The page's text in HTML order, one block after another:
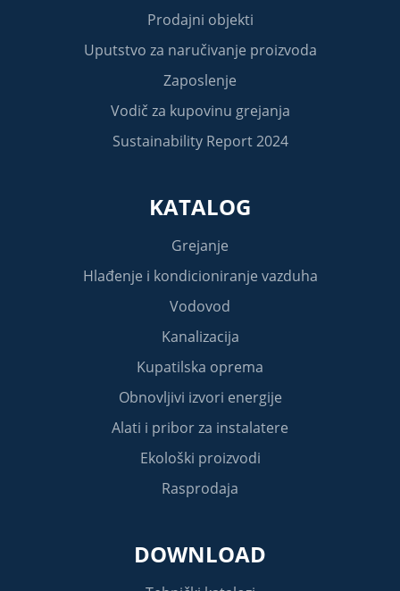
Prodajni objekti
Uputstvo za naručivanje proizvoda
Zaposlenje
Vodič za kupovinu grejanja
Sustainability Report 2024
KATALOG
Grejanje
Hlađenje i kondicioniranje vazduha
Vodovod
Kanalizacija
Kupatilska oprema
Obnovljivi izvori energije
Alati i pribor za instalatere
Ekološki proizvodi
Rasprodaja
DOWNLOAD